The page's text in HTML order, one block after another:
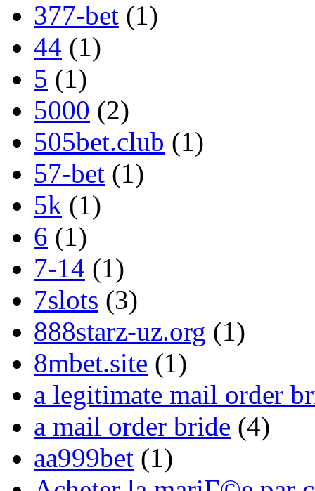
377-bet (1)
44 (1)
5 (1)
5000 (2)
505bet.club (1)
57-bet (1)
5k (1)
6 (1)
7-14 (1)
7slots (3)
888starz-uz.org (1)
8mbet.site (1)
a legitimate mail order
a mail order bride (4)
aa999bet (1)